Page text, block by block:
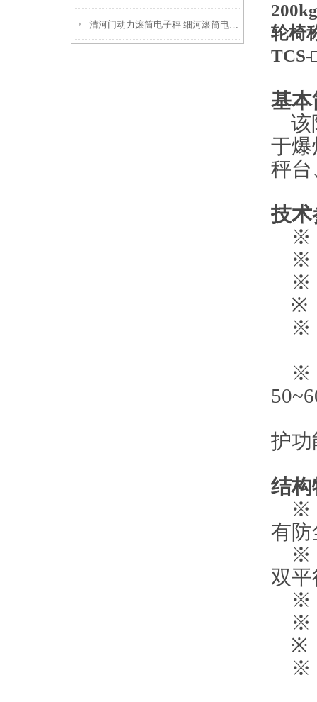
清河门动力滚筒电子秤 细河滚筒电子称 太平电子防爆衡器
轮椅
TCS-
基本
该
于爆
秤台
技术
※
※
※
※
※
※
护功
结构
※
有防
※
双
※
※
※
※